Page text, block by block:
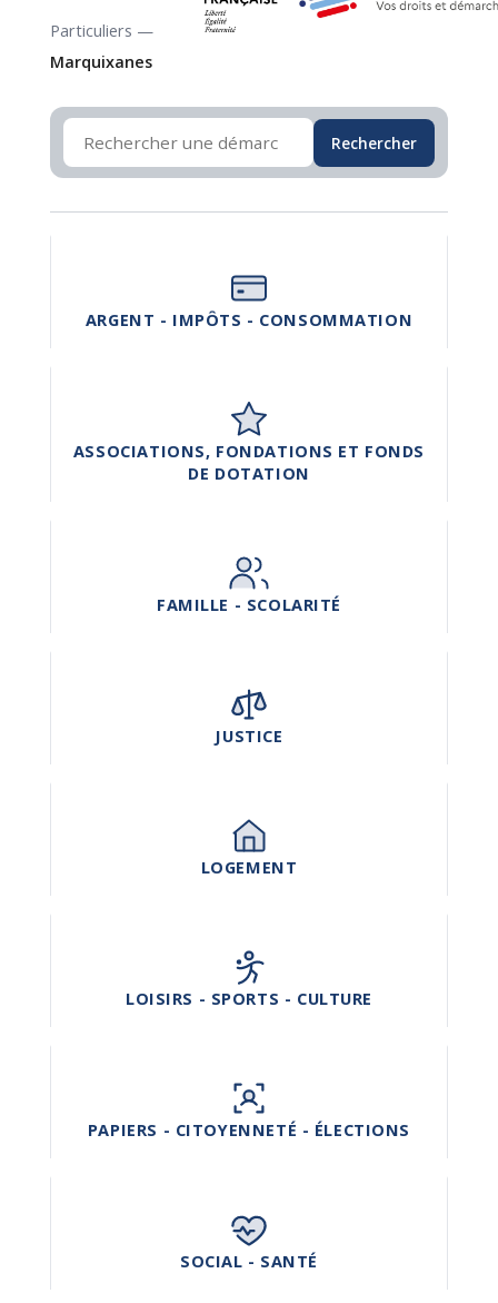
Particuliers —
Marquixanes
Rechercher
ARGENT - IMPÔTS - CONSOMMATION
ASSOCIATIONS, FONDATIONS ET FONDS
DE DOTATION
FAMILLE - SCOLARITÉ
JUSTICE
LOGEMENT
LOISIRS - SPORTS - CULTURE
PAPIERS - CITOYENNETÉ - ÉLECTIONS
SOCIAL - SANTÉ